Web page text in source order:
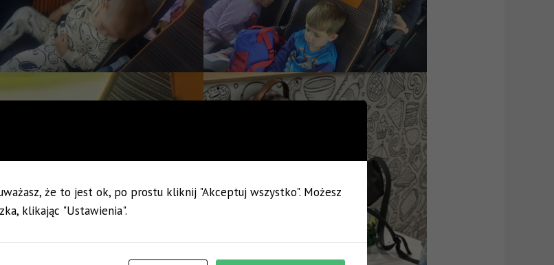
że to jest ok, po prostu kliknij "Akceptuj wszystko". Możesz
klikając "Ustawienia".